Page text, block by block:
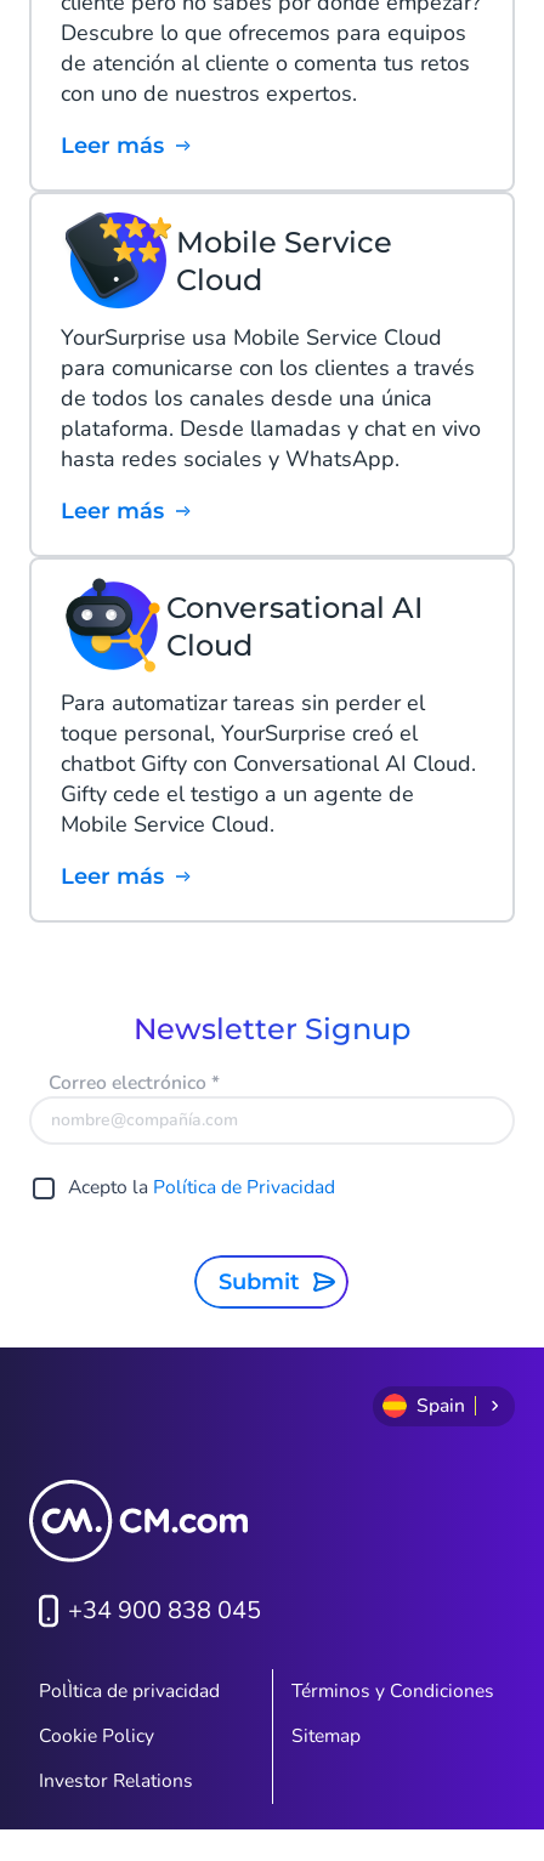
Descubre lo que ofrecemos para equipos
de atención al cliente o comenta tus retos
con uno de nuestros expertos.
Leer más
Mobile Service
Cloud
YourSurprise usa Mobile Service Cloud
para comunicarse con los clientes a través
de todos los canales desde una única
plataforma. Desde llamadas y chat en vivo
hasta redes sociales y WhatsApp.
Leer más
Conversational AI
Cloud
Para automatizar tareas sin perder el
toque personal, YourSurprise creó el
chatbot Gifty con Conversational AI Cloud.
Gifty cede el testigo a un agente de
Mobile Service Cloud.
Leer más
Newsletter Signup
Correo electrónico *
Acepto la Política de Privacidad
Submit
Spain
+34 900 838 045
PolÌtica de privacidad
Términos y Condiciones
Cookie Policy
Sitemap
Investor Relations